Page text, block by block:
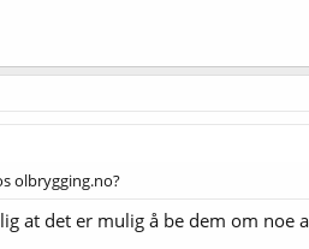
olbrygging.no?
at det er mulig å be dem om noe